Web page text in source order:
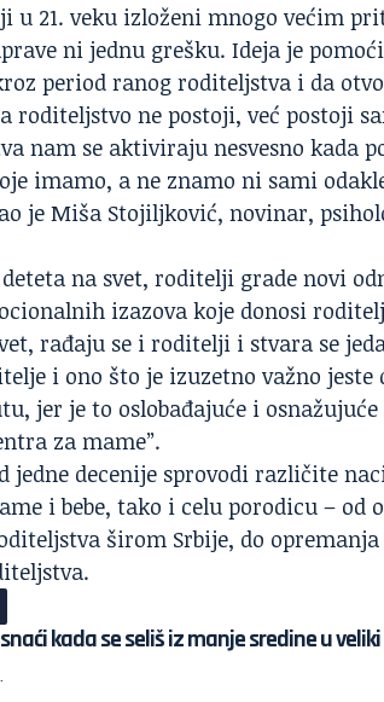
u 21. veku izloženi mnogo većim
ni jednu grešku. Ideja je
period ranog roditeljstva i da
roditeljstvo ne postoji, već postoji
nam se aktiviraju nesvesno kada
imamo, a ne znamo ni sami
je Miša Stojiljković, novinar,
na svet, roditelji grade novi
izazova koje donosi
rađaju se i roditelji i stvara se
i ono što je izuzetno važno
jer je to oslobađajuće i
za mame”.
jedne decenije sprovodi različite
i bebe, tako i celu porodicu – od
širom Srbije, do
kada se seliš iz manje sredine u